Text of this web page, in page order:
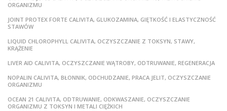
ORGANIZMU
JOINT PROTEX FORTE CALIVITA, GLUKOZAMINA, GIĘTKOŚĆ I ELASTYCZNOŚĆ
STAWÓW
LIQUID CHLOROPHYLL CALIVITA, OCZYSZCZANIE Z TOKSYN, STAWY,
KRĄŻENIE
LIVER AID CALIVITA, OCZYSZCZANIE WĄTROBY, ODTRUWANIE, REGENERACJA
NOPALIN CALIVITA, BŁONNIK, ODCHUDZANIE, PRACA JELIT, OCZYSZCZANIE
ORGANIZMU
OCEAN 21 CALIVITA, ODTRUWANIE, ODKWASZANIE, OCZYSZCZANIE
ORGANIZMU Z TOKSYN I METALI CIĘŻKICH